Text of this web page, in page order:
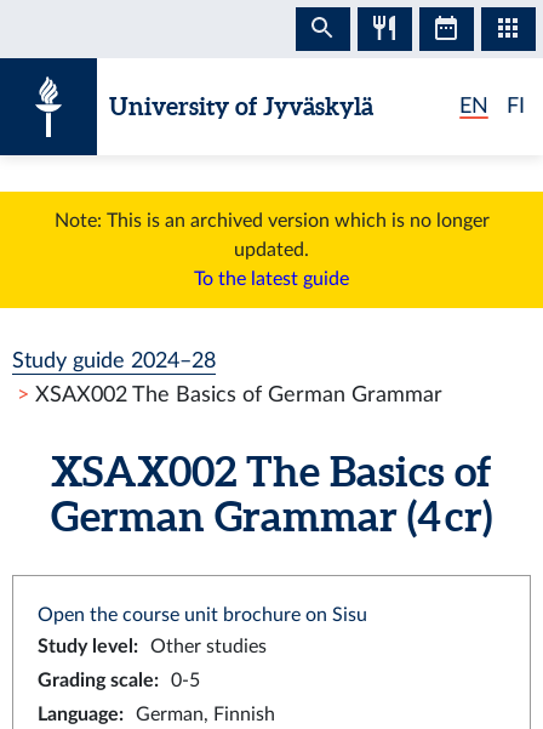
University of Jyväskylä EN FI
Note: This is an archived version which is no longer
updated.
To the latest guide
Study guide 2024–28
XSAX002 The Basics of German Grammar
XSAX002 The Basics of
German Grammar (4 cr)
Open the course unit brochure on Sisu
Study level :
Other studies
Grading scale:
0-5
Language:
German, Finnish